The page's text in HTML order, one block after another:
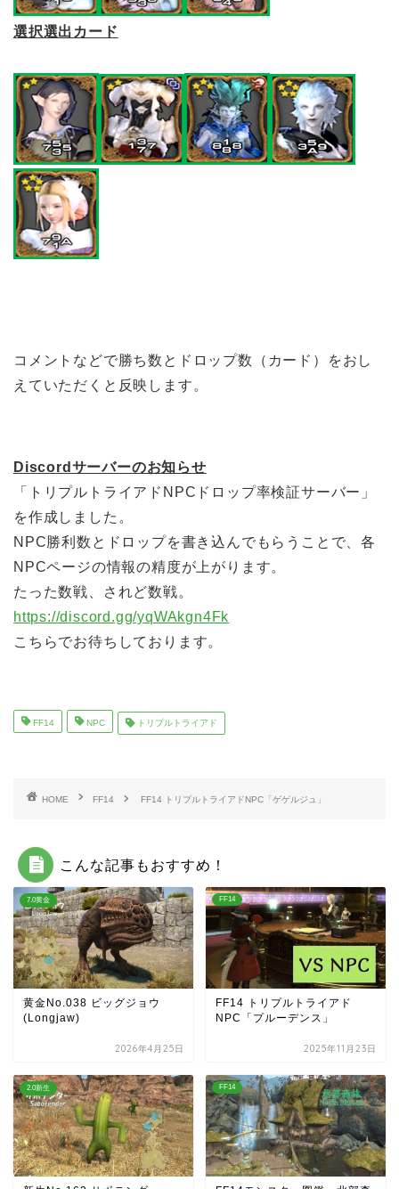
選択選出カード
コメントなどで勝ち数とドロップ数（カード）をおし
えていただくと反映します。
Discordサーバーのお知らせ
「トリプルトライアドNPCドロップ率検証サーバー」
を作成しました。
NPC勝利数とドロップを書き込んでもらうことで、各
NPCページの情報の精度が上がります。
たった数戦、されど数戦。
https://discord.gg/yqWAkgn4Fk
こちらでお待ちしております。
FF14 NPC トリプルトライアド
HOME FF14 FF14 トリプルトライアドNPC「ゲゲルジュ」
こんな記事もおすすめ！
7.0黄金
黄金No.038 ビッグジョウ
(Longjaw)
2026年4月25日
FF14
FF14 トリプルトライアド
NPC「プルーデンス」
2025年11月23日
2.0新生 FF14